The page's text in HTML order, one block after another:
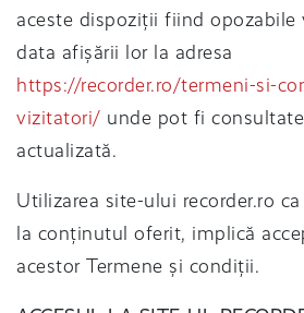
aceste dispoziții fiind opozabile
data afișării lor la adresa
https://recorder.ro/termeni-si-
vizitatori/ unde pot fi
actualizată.
Utilizarea site-ului recorder.ro
la conținutul oferit, implică
acestor Termene și condiții.